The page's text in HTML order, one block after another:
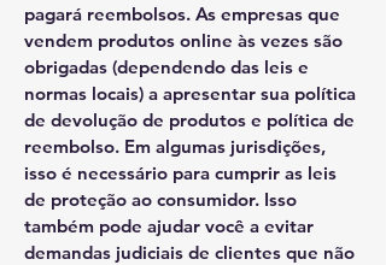
pagará reembolsos. As empresas que
vendem produtos online às vezes são
obrigadas (dependendo das leis e
normas locais) a apresentar sua política
de devolução de produtos e política de
reembolso. Em algumas jurisdições,
isso é necessário para cumprir as leis
de proteção ao consumidor. Isso
também pode ajudar você a evitar
demandas judiciais de clientes que não